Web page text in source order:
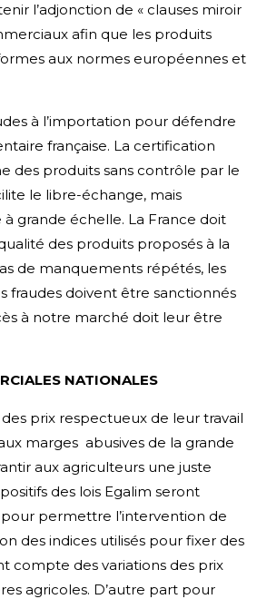
l’adjonction de « clauses miroir
afin que les produits
aux normes européennes et
à l’importation pour défendre
française. La certification
des produits sans contrôle par le
le libre-échange, mais
grande échelle. La France doit
des produits proposés à la
de manquements répétés, les
fraudes doivent être sanctionnés
à notre marché doit leur être
NATIONALES
des prix respectueux de leur travail
marges abusives de la grande
aux agriculteurs une juste
des lois Egalim seront
permettre l’intervention de
des indices utilisés pour fixer des
compte des variations des prix
agricoles. D’autre part pour